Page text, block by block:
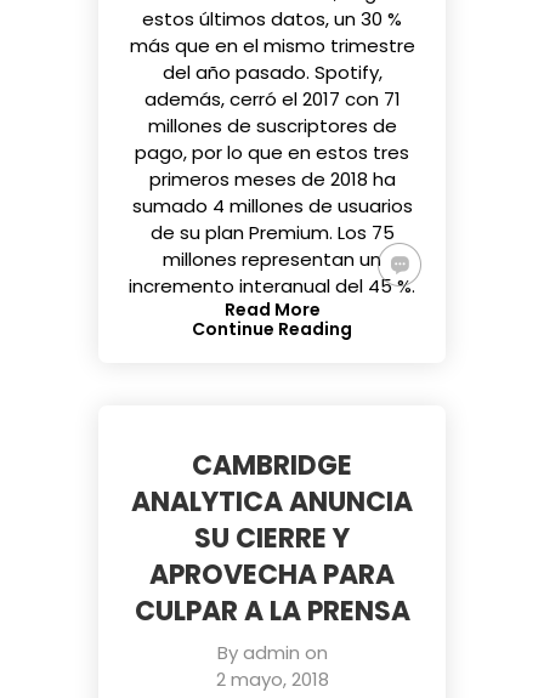
estos últimos datos, un 30 %
más que en el mismo trimestre
del año pasado. Spotify,
además, cerró el 2017 con 71
millones de suscriptores de
pago, por lo que en estos tres
primeros meses de 2018 ha
sumado 4 millones de usuarios
de su plan Premium. Los 75
millones representan un
incremento interanual del 45 %.
Read More
Continue Reading
CAMBRIDGE
ANALYTICA ANUNCIA
SU CIERRE Y
APROVECHA PARA
CULPAR A LA PRENSA
Byadmin on
2 mayo, 2018